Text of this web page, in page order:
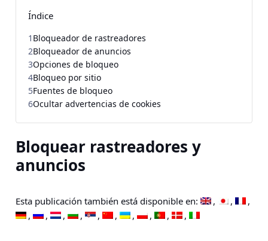
Bloquear rastreadores y
anuncios
Esta publicación también está disponible en:
Índice
1 Bloqueador de rastreadores
2Bloqueador de anuncios
3Opciones de bloqueo
4Bloqueo por sitio
5Fuentes de bloqueo
6Ocultar advertencias de cookies